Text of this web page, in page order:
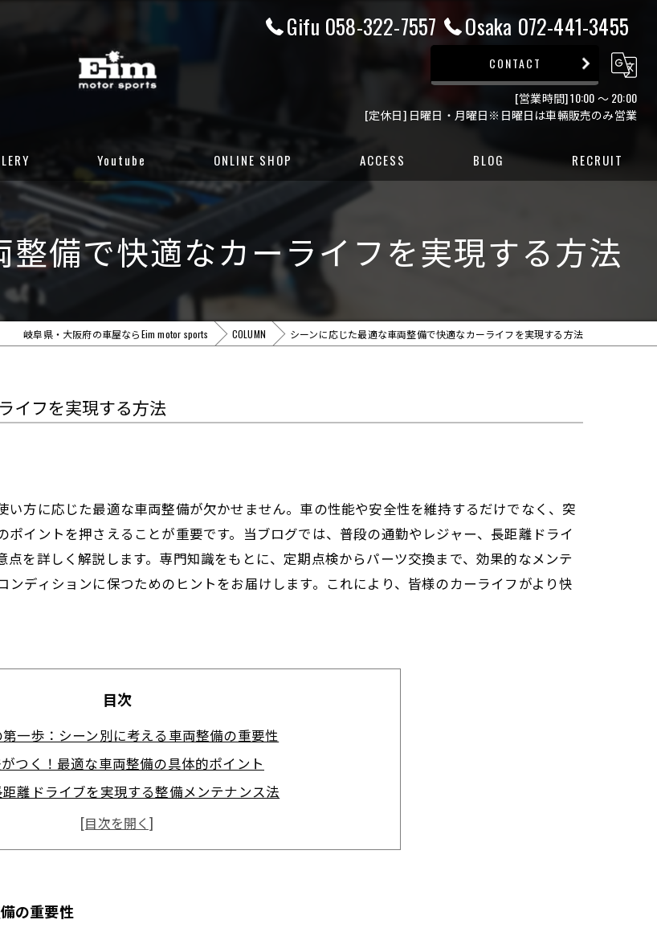
Gifu 058-322-7557 Osaka 072-441-3455
CONTACT
[営業時間] 10:00 ～ 20:00
[定休日] 日曜日・月曜日※日曜日は車輛販売のみ営業
GALLERY
CARS
Youtube ONLINE SHOP
岐阜店グーネット
大阪店カーセンサー
大阪店グーネット
ACCESS BLOG RECRUIT
備で快適なカーライフを実現する方法
岐阜県・大阪府の車屋ならEim motor sports COLUMN シーンに応じた最適な車両整備で快適なカーライフを実現する方法
イフを実現する方法
方に応じた最適な車両整備が欠かせません。車の性能や安全性を維持するだけでなく、突
イントを押さえることが重要です。当ブログでは、普段の通勤やレジャー、長距離ドライ
を詳しく解説します。専門知識をもとに、定期点検からパーツ交換まで、効果的なメンテ
ディションに保つためのヒントをお届けします。これにより、皆様のカーライフがより快
目次
一歩：シーン別に考える車両整備の重要性
つく！最適な車両整備の具体的ポイント
離ドライブを実現する整備メンテナンス法
点検とパーツ交換で愛車をベストコンディションに保つ秘訣
快適なカーライフを手に入れる総まとめガイド
もできる簡単シーン別車両メンテナンス術
の重要性